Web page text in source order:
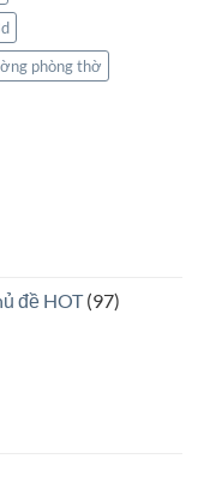
phòng thờ
đề HOT(97)